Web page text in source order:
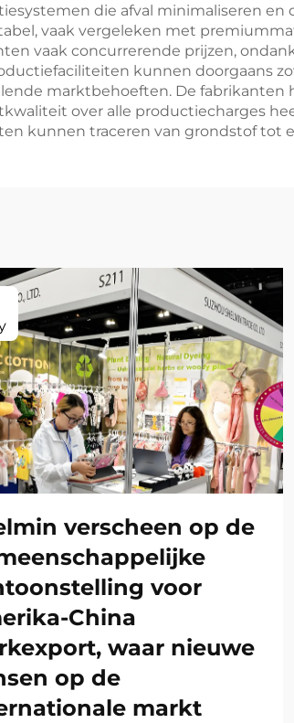
die afval minimaliseren
vaak vergeleken met
vaak concurrerende prijzen,
kunnen doorgaans
marktbehoeften. De
over alle productiecharges
kunnen traceren van grondstof tot
verscheen op de
voor
China
waar nieuwe
op de
markt